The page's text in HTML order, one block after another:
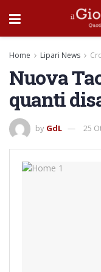
Home Lipari News
Nuova
quanti
by GdL 25